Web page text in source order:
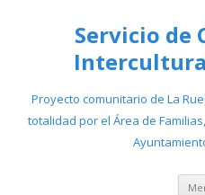
Servicio de
Proyecto comunitario de La
totalidad por el Área de